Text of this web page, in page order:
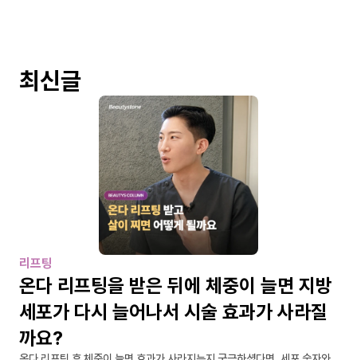
최신글
리프팅
온다 리프팅을 받은 뒤에 체중이 늘면 지방
세포가 다시 늘어나서 시술 효과가 사라질
까요?